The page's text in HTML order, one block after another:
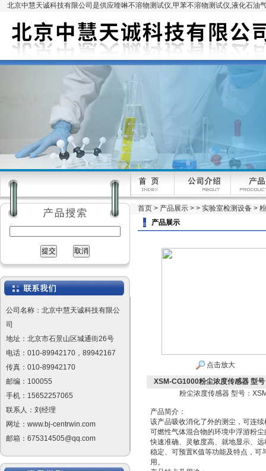
北京中慧天诚科技有限公司是供应喹啉不溶物测试仪,甲苯不溶物测试仪,液化石油
公司名称：北京中慧天诚科技有限公
司
地址：北京市石景山区城通街26号
电话：010-89942170，89942167
传真：010-89942170
邮编：100055
手机：15652257065
联系人：刘经理
网址：www.bj-centrwin.com
邮箱：675314505@qq.com
首页 > 产品展示 > > 实验室检测设备 >
产品展示
点击放大
XSM-CG1000粉尘浓度传感器 型
粉尘浓度传感器 型号：
产品简介：
该产品吸收消化了外的测尘，可连
可燃性气体混合物的环境中浮游粉
快速准确、灵敏度高、就地显示、
稳定、可预置K值等功能及特点，可
用。